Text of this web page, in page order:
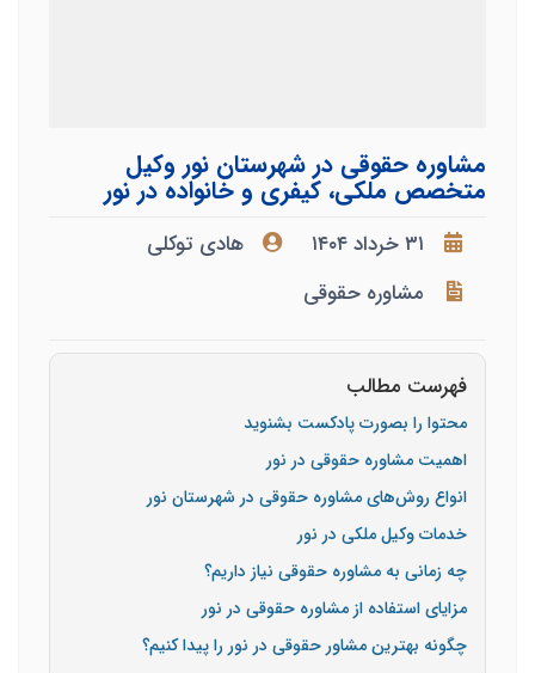
مشاوره حقوقی در شهرستان نور وکیل
متخصص ملکی، کیفری و خانواده در نور
۳۱ خرداد ۱۴۰۴
هادی توکلی
مشاوره حقوقی
فهرست مطالب
محتوا را بصورت پادکست بشنوید
اهمیت مشاوره حقوقی در نور
انواع روش‌های مشاوره حقوقی در شهرستان نور
خدمات وکیل ملکی در نور
چه زمانی به مشاوره حقوقی نیاز داریم؟
مزایای استفاده از مشاوره حقوقی در نور
چگونه بهترین مشاور حقوقی در نور را پیدا کنیم؟